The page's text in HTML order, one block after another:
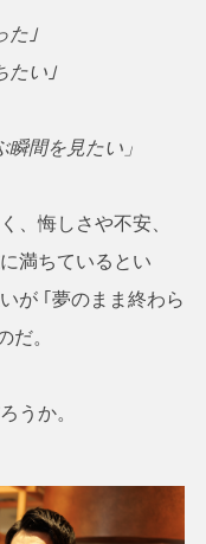
た｣
たい｣
間を見たい」
、悔しさや不安、
満ちているとい
が ｢夢のまま終わら
だ。
うか。